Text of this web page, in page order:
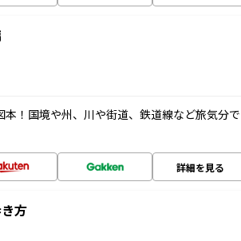
！国境や州、川や街道、鉄道線など旅気分で
詳細を見る
方